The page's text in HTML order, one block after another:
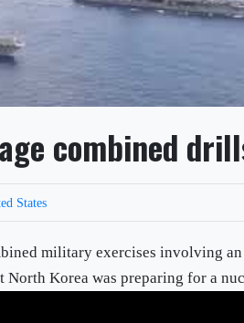
combined
States
military exercises involving
Korea was preparing for a